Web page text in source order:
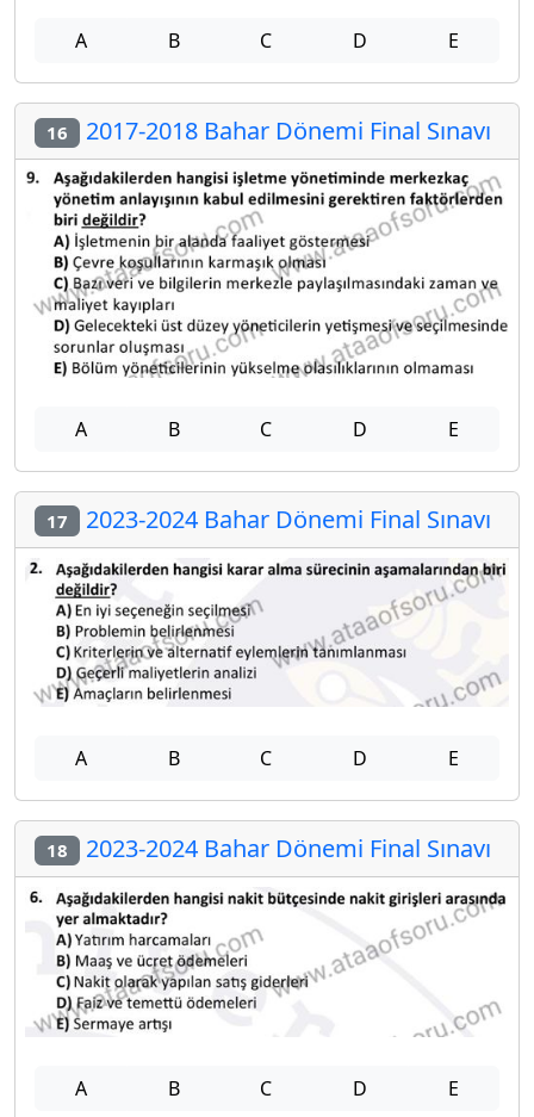
A B C D E
16 2017-2018 Bahar Dönemi Final Sınavı
A B C D E
17 2023-2024 Bahar Dönemi Final Sınavı
A B C D E
18 2023-2024 Bahar Dönemi Final Sınavı
A B C D E